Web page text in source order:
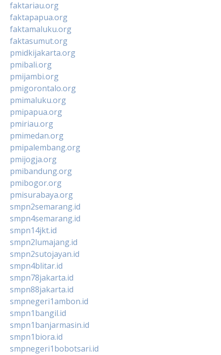
faktariau.org
faktapapua.org
faktamaluku.org
faktasumut.org
pmidkijakarta.org
pmibali.org
pmijambi.org
pmigorontalo.org
pmimaluku.org
pmipapua.org
pmiriau.org
pmimedan.org
pmipalembang.org
pmijogja.org
pmibandung.org
pmibogor.org
pmisurabaya.org
smpn2semarang.id
smpn4semarang.id
smpn14jkt.id
smpn2lumajang.id
smpn2sutojayan.id
smpn4blitar.id
smpn78jakarta.id
smpn88jakarta.id
smpnegeri1ambon.id
smpn1bangil.id
smpn1banjarmasin.id
smpn1biora.id
smpnegeri1bobotsari.id